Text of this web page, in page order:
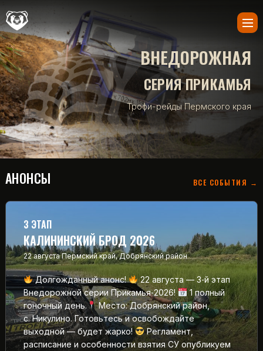
ВНЕДОРОЖНАЯ
СЕРИЯ ПРИКАМЬЯ
Трофи-рейды Пермского края
АНОНСЫ ВСЕ СОБЫТИЯ →
3 ЭТАП
КАЛИНИНСКИЙ БРОД 2026
22 августа Пермский край, Добрянский район
Долгожданный анонс!
22 августа — 3‑й этап
Внедорожной серии Прикамья‑2026!
1 полный
гоночный день.
Место: Добрянский район,
с. Никулино. Готовьтесь и освобождайте
выходной — будет жарко!
Регламент,
расписание и особенности взятия СУ опубликуем